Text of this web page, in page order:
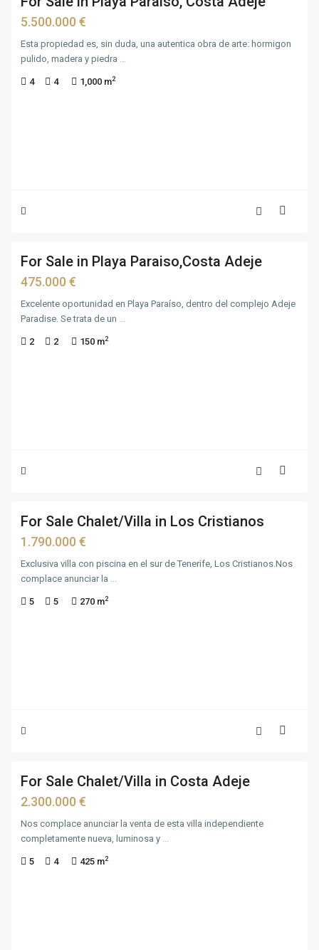
5.500.000 €
Esta propiedad es, sin duda, una autentica obra de arte: hormigon
pulido, madera y piedra ...
4 4 1,000 m2
For Sale in Playa Paraiso,Costa Adeje
475.000 €
Excelente oportunidad en Playa Paraíso, dentro del complejo Adeje
Paradise. Se trata de un ...
2 2 150 m2
For Sale Chalet/Villa in Los Cristianos
1.790.000 €
Exclusiva villa con piscina en el sur de Tenerife, Los Cristianos.Nos
complace anunciar la ...
5 5 270 m2
For Sale Chalet/Villa in Costa Adeje
2.300.000 €
Nos complace anunciar la venta de esta villa independiente
completamente nueva, luminosa y ...
5 4 425 m2